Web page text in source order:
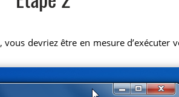
, vous devriez être en mesure d’exécuter